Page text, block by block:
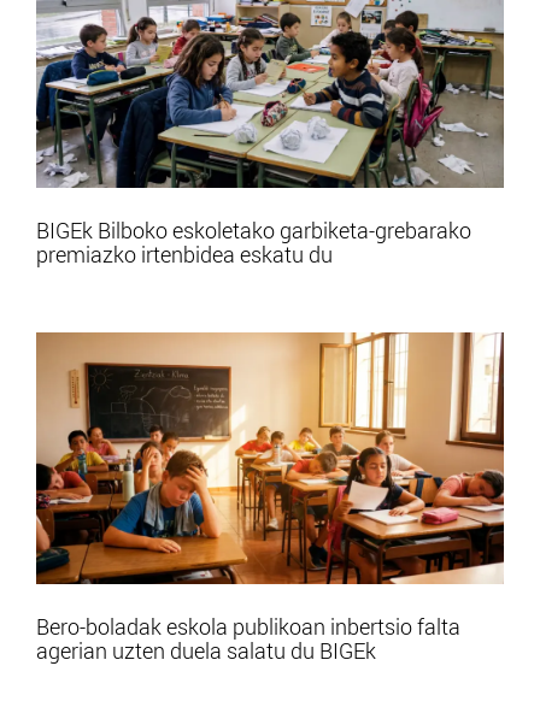
BIGEk Bilboko eskoletako garbiketa-grebarako
premiazko irtenbidea eskatu du
Bero-boladak eskola publikoan inbertsio falta
agerian uzten duela salatu du BIGEk